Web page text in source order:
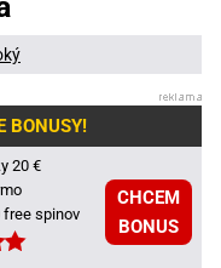
BONUSY!
20 €
free spinov
CHCEM
BONUS